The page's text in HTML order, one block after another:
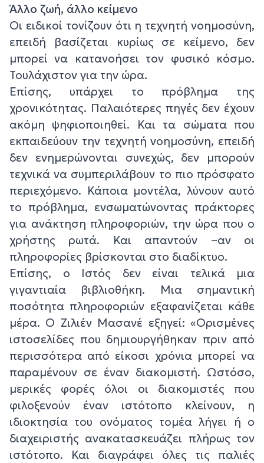
Άλλο ζωή, άλλο κείμενο
Οι ειδικοί τονίζουν ότι η τεχνητή νοημοσύνη,
επειδή βασίζεται κυρίως σε κείμενο, δεν
μπορεί να κατανοήσει τον φυσικό κόσμο.
Τουλάχιστον για την ώρα.
Επίσης, υπάρχει το πρόβλημα της
χρονικότητας. Παλαιότερες πηγές δεν έχουν
ακόμη ψηφιοποιηθεί. Και τα σώματα που
εκπαιδεύουν την τεχνητή νοημοσύνη, επειδή
δεν ενημερώνονται συνεχώς, δεν μπορούν
τεχνικά να συμπεριλάβουν το πιο πρόσφατο
περιεχόμενο. Κάποια μοντέλα, λύνουν αυτό
το πρόβλημα, ενσωματώνοντας πράκτορες
για ανάκτηση πληροφοριών, την ώρα που ο
χρήστης ρωτά. Και απαντούν –αν οι
πληροφορίες βρίσκονται στο διαδίκτυο.
Επίσης, ο Ιστός δεν είναι τελικά μια
γιγαντιαία βιβλιοθήκη. Μια σημαντική
ποσότητα πληροφοριών εξαφανίζεται κάθε
μέρα. Ο Ζιλιέν Μασανέ εξηγεί: «Ορισμένες
ιστοσελίδες που δημιουργήθηκαν πριν από
περισσότερα από είκοσι χρόνια μπορεί να
παραμένουν σε έναν διακομιστή. Ωστόσο,
μερικές φορές όλοι οι διακομιστές που
φιλοξενούν έναν ιστότοπο κλείνουν, η
ιδιοκτησία του ονόματος τομέα λήγει ή ο
διαχειριστής ανακατασκευάζει πλήρως τον
ιστότοπο. Και διαγράφει όλες τις παλιές